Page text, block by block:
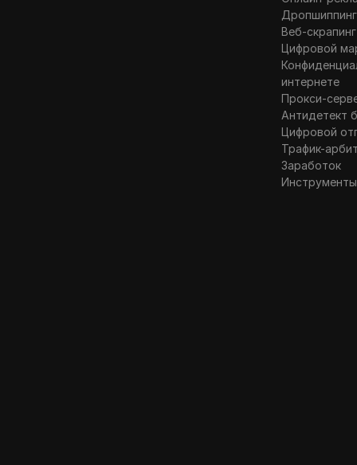
к
Дропшиппинг
Веб-скрапинг
Цифровой
интернете
Прокси-
Антидетект
Цифровой
Трафик-
Заработок